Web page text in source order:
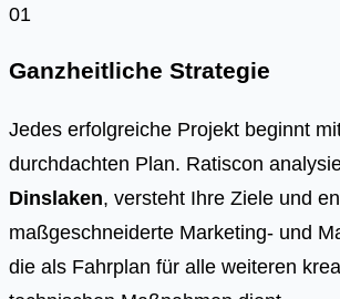
01
Ganzheitliche Strategie
Jedes erfolgreiche Projekt beginnt
durchdachten Plan. Ratiscon
Dinslaken, versteht Ihre Ziele und
maßgeschneiderte Marketing- und
die als Fahrplan für alle weiteren